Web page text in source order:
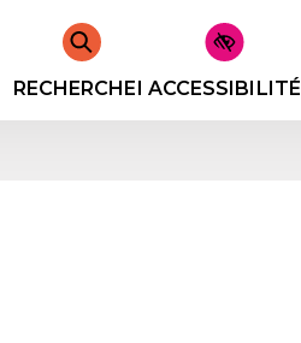
RECHERCHERACCESSIBILITÉ